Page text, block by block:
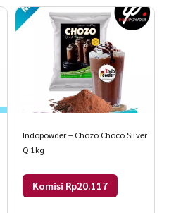
Indopowder – Chozo Choco Silver
Q 1kg
Komisi Rp20.117